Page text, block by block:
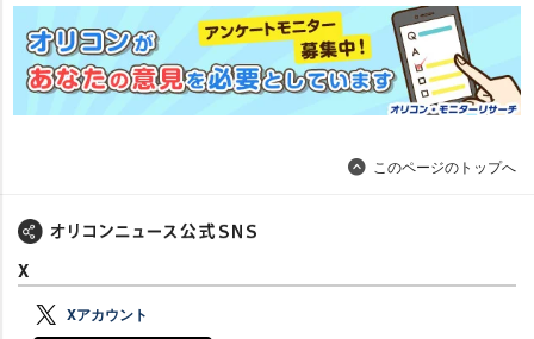
このページのトップへ
X
Xアカウント